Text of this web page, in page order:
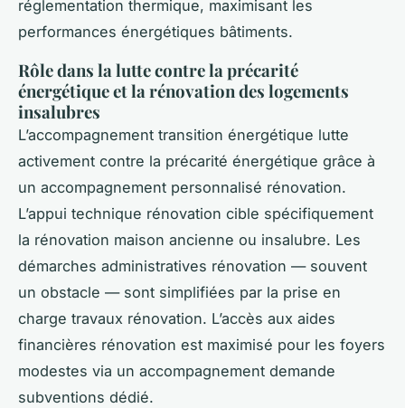
réglementation thermique, maximisant les
performances énergétiques bâtiments.
Rôle dans la lutte contre la précarité
énergétique et la rénovation des logements
insalubres
L’accompagnement transition énergétique lutte
activement contre la précarité énergétique grâce à
un accompagnement personnalisé rénovation.
L’appui technique rénovation cible spécifiquement
la rénovation maison ancienne ou insalubre. Les
démarches administratives rénovation — souvent
un obstacle — sont simplifiées par la prise en
charge travaux rénovation. L’accès aux aides
financières rénovation est maximisé pour les foyers
modestes via un accompagnement demande
subventions dédié.